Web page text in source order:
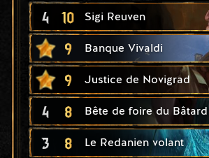
4 10 Sigi Reuven
9 Banque Vivaldi
9 Justice de Novigrad
4 8 Bête de foire du Bâtard
3 8 Le Redanien volant